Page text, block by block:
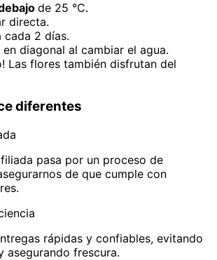
de 25 °C.
directa.
cada 2 días.
diagonal al cambiar el agua.
Las flores también disfrutan del
diferentes
pasa por un proceso de
de que cumple con
rápidas y confiables, evitando
asegurando frescura.